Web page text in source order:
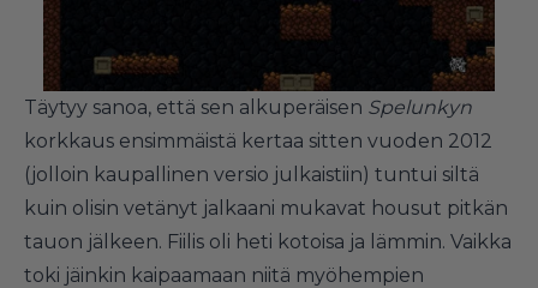
Täytyy sanoa, että sen alkuperäisen Spelunkyn
korkkaus ensimmäistä kertaa sitten vuoden 2012
(jolloin kaupallinen versio julkaistiin) tuntui siltä
kuin olisin vetänyt jalkaani mukavat housut pitkän
tauon jälkeen. Fiilis oli heti kotoisa ja lämmin. Vaikka
toki jäinkin kaipaamaan niitä myöhempien